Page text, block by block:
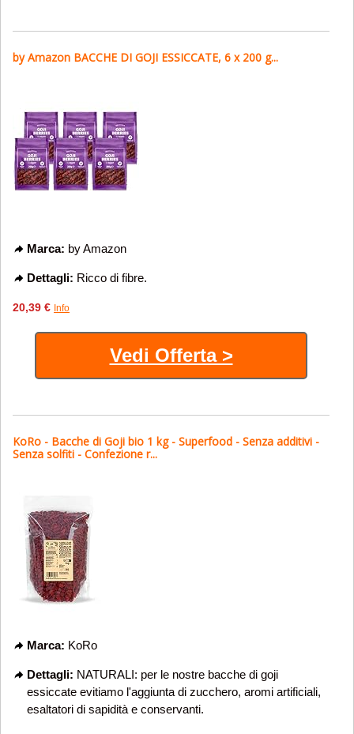
by Amazon BACCHE DI GOJI ESSICCATE, 6 x 200 g...
Marca: by Amazon
Dettagli: Ricco di fibre.
20,39 € Info
Vedi Offerta >
KoRo - Bacche di Goji bio 1 kg - Superfood - Senza additivi -
Senza solfiti - Confezione r...
Marca: KoRo
Dettagli: NATURALI: per le nostre bacche di goji
essiccate evitiamo l'aggiunta di zucchero, aromi artificiali,
esaltatori di sapidità e conservanti.